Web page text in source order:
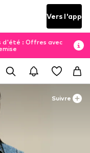
Vers l'app
d'été : Offres avec
Suivre